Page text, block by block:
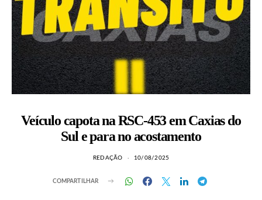
Veículo capota na RSC-453 em Caxias do
Sul e para no acostamento
REDAÇÃO 10/08/2025
COMPARTILHAR